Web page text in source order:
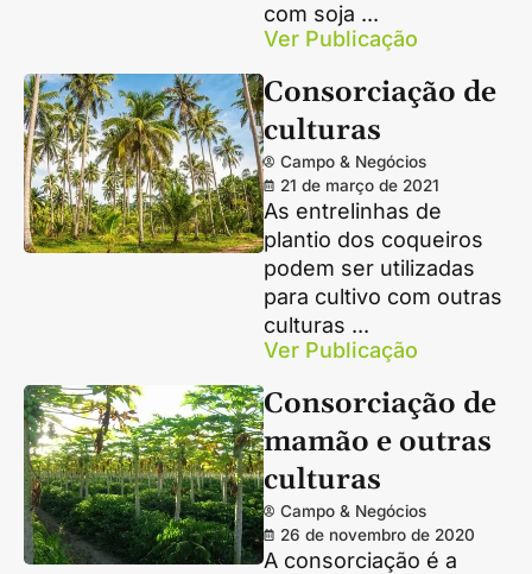
com soja ...
Ver Publicação
Consorciação de
culturas
Campo & Negócios
21 de março de 2021
As entrelinhas de
plantio dos coqueiros
podem ser utilizadas
para cultivo com outras
culturas ...
Ver Publicação
Consorciação de
mamão e outras
culturas
Campo & Negócios
26 de novembro de 2020
A consorciação é a